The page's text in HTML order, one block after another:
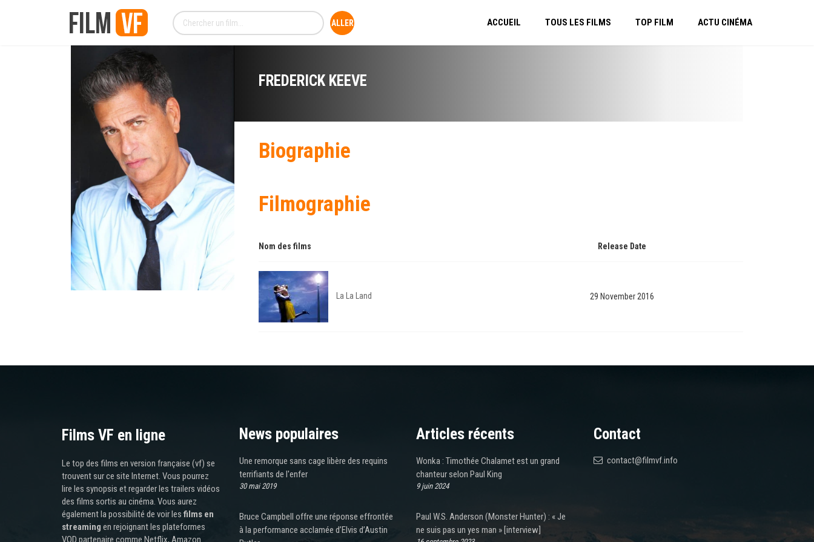
ACCUEIL TOUS LES FILMS TOP FILM ACTU CINÉMA
FREDERICK KEEVE
Biographie
Filmographie
Nom des films Release Date
La La Land 29 November 2016
Films VF en ligne
Le top des films en version française (vf) se
trouvent sur ce site Internet. Vous pourrez
lire les synopsis et regarder les trailers vidéos
des films sortis au cinéma. Vous aurez
également la possibilité de voir les films en
streaming en rejoignant les plateformes
VOD partenaire comme Netflix, Amazon
News populaires
Une remorque sans cage libère des requins
terrifiants de l'enfer
30 mai 2019
Bruce Campbell offre une réponse effrontée
à la performance acclamée d’Elvis d’Austin
Articles récents
Wonka : Timothée Chalamet est un grand
chanteur selon Paul King
9 juin 2024
Paul W.S. Anderson (Monster Hunter) : « Je
ne suis pas un yes man » [interview]
Contact
contact@filmvf.info